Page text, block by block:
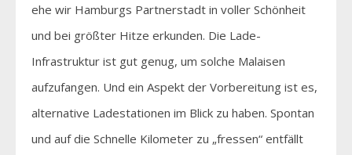
ehe wir Hamburgs Partnerstadt in voller Schönheit
und bei größter Hitze erkunden. Die Lade-
Infrastruktur ist gut genug, um solche Malaisen
aufzufangen. Und ein Aspekt der Vorbereitung ist es,
alternative Ladestationen im Blick zu haben. Spontan
und auf die Schnelle Kilometer zu „fressen“ entfällt